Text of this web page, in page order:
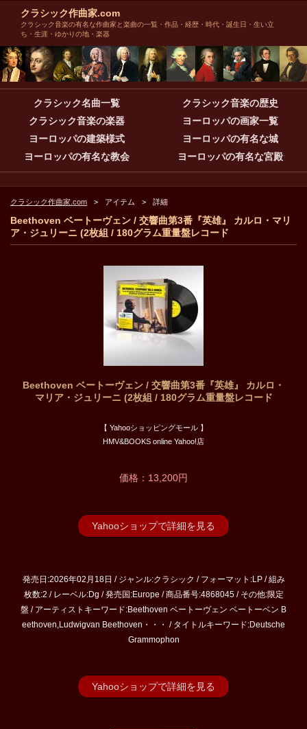
クラシック作曲家.com
クラシック音楽の有名な作曲家と楽曲の一覧・作品・経歴・時代・誕生日・生い立
ち・生涯・ゆかりの地・楽器
クラシック名曲一覧
クラシック音楽の歴史
クラシック音楽の楽器
ヨーロッパの画家一覧
ヨーロッパの建築様式
ヨーロッパの有名な城
ヨーロッパの有名な教会
ヨーロッパの有名な宮殿
クラシック作曲家.com アイテム 詳細
Beethoven ベートーヴェン / 交響曲第3番『英雄』 カルロ・マリ
ア・ジュリーニ (2枚組 / 180グラム重量盤レコード
Beethoven ベートーヴェン / 交響曲第3番『英雄』 カルロ・
マリア・ジュリーニ (2枚組 / 180グラム重量盤レコード
【 Yahooショッピングモール 】
HMV&BOOKS online Yahoo!店
価格：13,200円
Yahooショップで詳細を見る
発売日:2026年02月18日 / ジャンル:クラシック / フォーマット:LP / 組み
枚数:2 / レーベル:Dg / 発売国:Europe / 商品番号:4868045 / その他:限定
盤 / アーティストキーワード:Beethoven ベートーヴェン ベートーベン B
eethoven,Ludwigvan Beethoven・・・ / タイトルキーワード:Deutsche
Grammophon
Yahooショップで詳細を見る